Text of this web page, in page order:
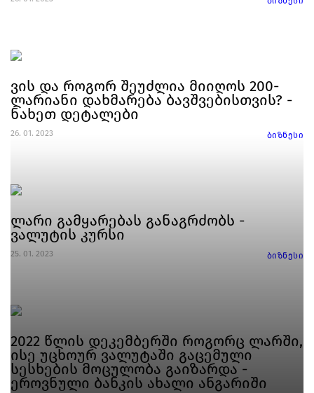
ვის და როგორ შეუძლია მიიღოს 200-
ლარიანი დახმარება ბავშვებისთვის? -
ნახეთ დეტალები
26. 01. 2023 ბიზნესი
ლარი გამყარებას განაგრძობს -
ვალუტის კურსი
25. 01. 2023 ბიზნესი
2022 წლის დეკემბერში როგორც ლარში,
ისე უცხოურ ვალუტაში გაცემული
სესხების მოცულობა გაიზარდა -
ეროვნული ბანკის ახალი ანგარიში